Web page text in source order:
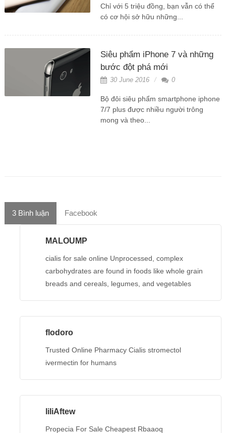
Chỉ với 5 triệu đồng, bạn vẫn có thể
có cơ hội sở hữu những...
Siêu phẩm iPhone 7 và những
bước đột phá mới
30 June 2016 0
Bộ đôi siêu phẩm smartphone iphone
7/7 plus được nhiều người trông
mong và theo...
3Bình luận Facebook
MALOUMP
cialis for sale online Unprocessed, complex
carbohydrates are found in foods like whole grain
breads and cereals, legumes, and vegetables
flodoro
Trusted Online Pharmacy Cialis stromectol
ivermectin for humans
liliAftew
Propecia For Sale Cheapest Rbaaoq